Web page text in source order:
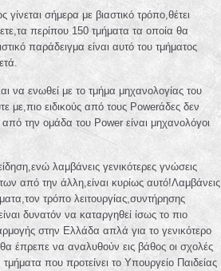
σήμερα με βιαστικό τρόπο,θέτει
περίπου 150 τμήματα τα οποία θα
παράδειγμα είναι αυτό του τμήματος
να ενωθεί με το τμήμα μηχανολογίας του
με,πιο ειδικούς από τους Powerάδες δεν
την ομάδα του Power είναι μηχανολόγοι
λαμβάνεις γενικότερες γνώσεις
από την άλλη,είναι κυρίως αυτό!Λαμβάνεις
τρόπο λειτουργίας,συντήρησης
δυνατόν να καταργηθεί ίσως το πιο
στην Ελλάδα απλά για το γενικότερο
έπρεπε να αναλυθούν εις βάθος οι σχολές
που προτείνει το Υπουργείο Παιδείας